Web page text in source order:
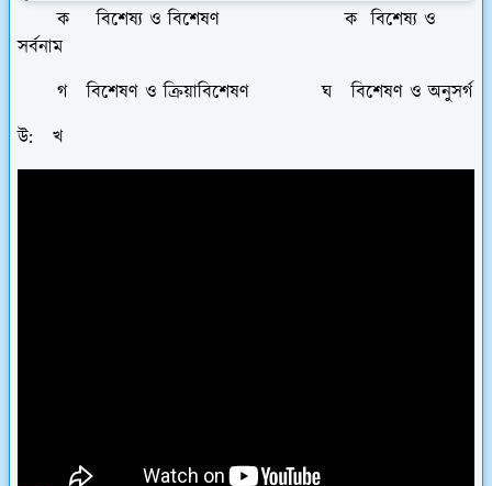
ক বিশেষ্য ও বিশেষণ ক বিশেষ্য ও
সর্বনাম
গ বিশেষণ ও ক্রিয়াবিশেষণ ঘ বিশেষণ ও অনুসর্গ
উ: খ